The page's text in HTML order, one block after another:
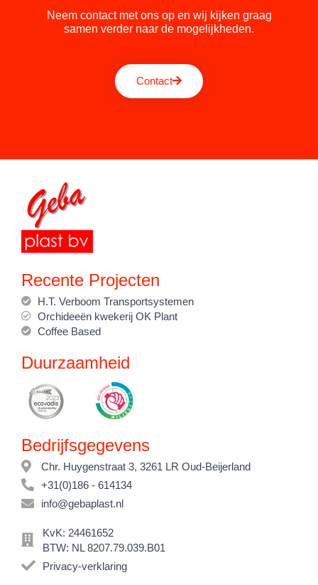
Neem contact met ons op en wij kijken graag
samen verder naar de mogelijkheden.
Contact
Recente Projecten
H.T. Verboom Transportsystemen
Orchideeën kwekerij OK Plant
Coffee Based
Duurzaamheid
Bedrijfsgegevens
Chr. Huygenstraat 3, 3261 LR Oud-Beijerland
+31(0)186 - 614134
info@gebaplast.nl
KvK: 24461652
BTW: NL 8207.79.039.B01
Privacy-verklaring